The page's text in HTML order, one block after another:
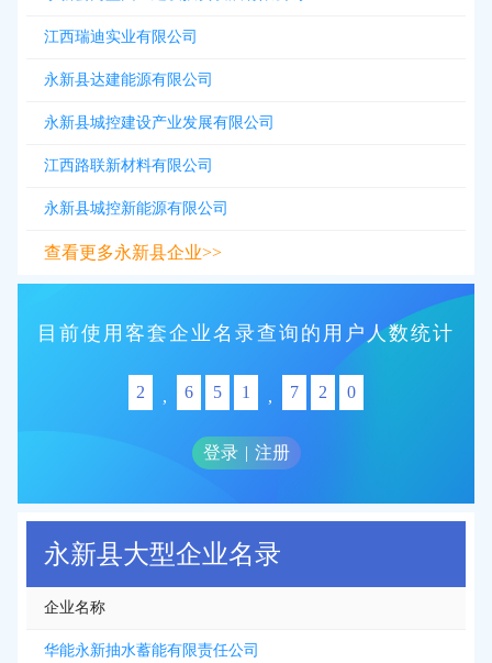
江西瑞迪实业有限公司
永新县达建能源有限公司
永新县城控建设产业发展有限公司
江西路联新材料有限公司
永新县城控新能源有限公司
查看更多永新县企业>>
目前使用客套企业名录查询的用户人数统计
2 , 6 5 1 , 7 2 0
登录 | 注册
永新县大型企业名录
企业名称
华能永新抽水蓄能有限责任公司